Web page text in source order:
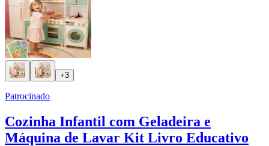
+3
Patrocinado
Cozinha Infantil com Geladeira e
Máquina de Lavar Kit Livro Educativo